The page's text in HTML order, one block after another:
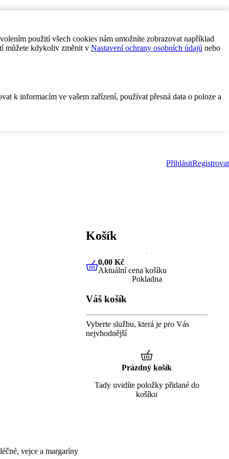
použití všech cookies nám umožníte zobrazovat například
můžete kdykoliv změnit v Nastavení ochrany osobních údajů nebo
k informacím ve vašem zařízení, používat přesná data o poloze a
PřihlásitRegistrovat
vejce a margaríny
Košík
0,00 KčAktuální cena košíku
0,00 Kč
Aktuální cena košíku
Pokladna
Váš košík
Vyberte službu, která je pro Vás
nejvhodnější
Prázdný košík
Tady uvidíte položky přidané do
košíku